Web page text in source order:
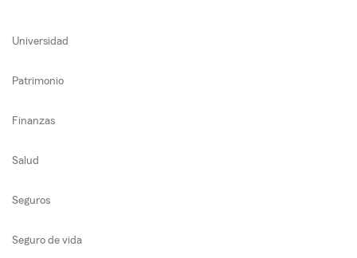
Universidad
Patrimonio
Finanzas
Salud
Seguros
Seguro de vida